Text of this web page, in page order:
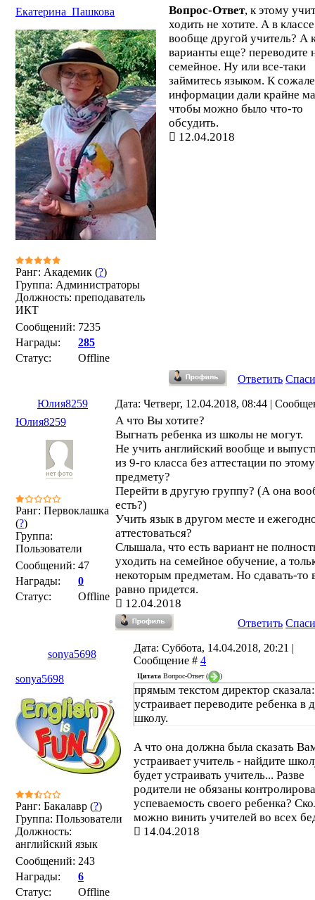
Екатерина_Пашкова
Ранг: Академик (?)
Группа: Администраторы
Должность: преподаватель
ИКТ
Сообщений: 7235
Награды:
285
Статус:
Offline
Вопрос-Ответ, к этому
ходить не хотите. А в
вообще другой учитель? А
варианты еще? переводите
семейное. Ну или все-таки
займитесь языком. К
информации дали крайне
чтобы можно было что-то
обсудить.
12.04.2018
Ответить
Юлия8259
Дата: Четверг, 12.04.2018, 08:44 |
Юлия8259
Ранг: Первоклашка
(?)
Группа:
Пользователи
Сообщений: 47
Награды:
0
Статус:
Offline
А что Вы хотите?
Выгнать ребенка из школы не могут.
Не учить английский вообще и
из 9-го класса без аттестации по этому
предмету?
Перейти в другую группу? (А она
есть?)
Учить язык в другом месте и
аттестоваться?
Слышала, что есть вариант не
уходить на семейное обучение, а
некоторым предметам. Но сдавать-то
равно придется.
12.04.2018
Ответить
sonya5698
Дата: Суббота, 14.04.2018, 20:21 |
Сообщение # 4
sonya5698
Ранг: Бакалавр (?)
Группа: Пользователи
Должность:
английский язык
Сообщений: 243
Награды:
6
Статус:
Offline
Цитата Вопрос-Ответ( )
прямым текстом директор
устраивает переводите ребенка в
школу.
А что она должна была сказать
устраивает учитель - найдите
будет устраивать учитель... Разве
родители не обязаны
успеваемость своего ребенка?
можно винить учителей во всех
14.04.2018